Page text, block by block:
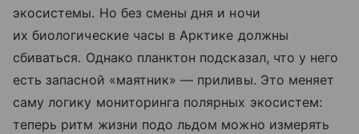
экосистемы. Но без смены дня и ночи
их биологические часы в Арктике должны
сбиваться. Однако планктон подсказал, что у него
есть запасной «маятник» — приливы. Это меняет
саму логику мониторинга полярных экосистем:
теперь ритм жизни подо льдом можно измерять